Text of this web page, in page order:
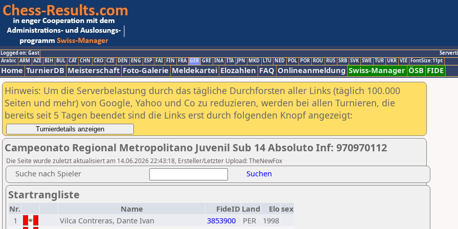
Logged on: Gast
Arabic ARM AZE BIH BUL CAT CHN CRO CZE DEN ENG ESP FAI FIN FRA GER GRE INA ITA JPN MKD LTU NED POL POR ROU RUS SRB SVK SWE TUR UKR VIE FontSize:11pt
Home TurnierDB Meisterschaft Foto-Galerie Meldekartei Elozahlen FAQ Onlineanmeldung Swiss-Manager ÖSB FIDE
Hinweis: Um die Serverbelastung durch das tägliche Durchforsten aller Links (täglich 100.000
Seiten und mehr) von Google, Yahoo und Co zu reduzieren, werden bei allen Turnieren, die
bereits seit 5 Tagen beendet sind die Links erst durch folgenden Knopf angezeigt:
Campeonato Regional Metropolitano Juvenil Sub 14 Absoluto Inf: 970970112
Die Seite wurde zuletzt aktualisiert am 14.06.2026 22:43:18, Ersteller/Letzter Upload: TheNewFox
Suche nach Spieler Suchen
Startrangliste
Nr. Name FideID Land Elosex
1
Vilca Contreras, Dante Ivan 3853900 PER
1998